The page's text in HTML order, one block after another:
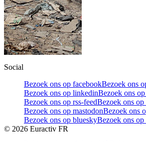
Social
Bezoek ons op facebookBezoek ons
Bezoek ons op linkedinBezoek ons
Bezoek ons op rss-feedBezoek ons op
Bezoek ons op mastodonBezoek ons
Bezoek ons op blueskyBezoek ons op
© 2026 Euractiv FR